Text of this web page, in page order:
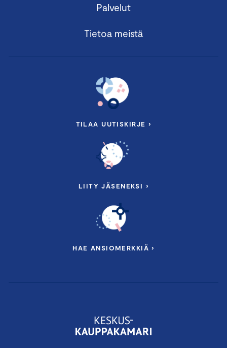
Palvelut
Tietoa meistä
TILAA UUTISKIRJE ›
LIITY JÄSENEKSI ›
HAE ANSIOMERKKIÄ ›